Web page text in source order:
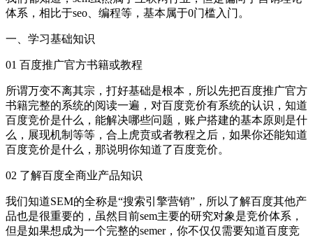
体系，相比于seo、编程等，基本属于0门槛入门。
一、学习基础知识
01 百度推广官方书籍或教程
所谓万变不离其宗，打好基础是根本，所以先把百度推广官方
书籍完整的系统的阅读一遍，对百度竞价有系统的认识，知道
百度竞价是什么，能解决哪些问题，账户搭建的基本原则是什
么，展现机制等等，合上虎贲或者教程之后，如果你还能知道
百度竞价是什么，那说明你知道了百度竞价。
02 了解百度全商业产品知识
我们知道SEM的全称是“搜索引擎营销”，所以了解百度其他产
品也是很重要的，虽然目前sem主要的研究对象是竞价体系，
但是如果想成为一个完整的semer，你不仅仅需要知道百度竞